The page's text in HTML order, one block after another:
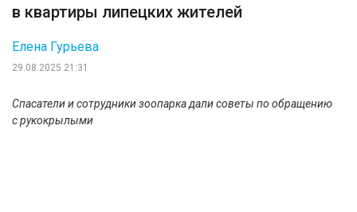
в квартиры липецких жителей
29.08.2025 21:31
Елена Гурьева
Спасатели и сотрудники зоопарка дали советы по обращению
с рукокрылыми